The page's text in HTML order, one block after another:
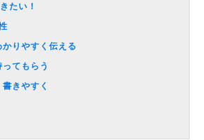
たい！
りやすく伝える
てもらう
きやすく